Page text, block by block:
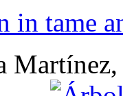
in tame